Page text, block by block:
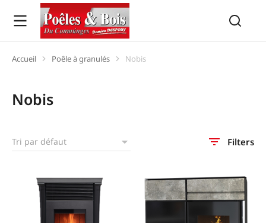
Vous êtes ici :
Accueil Poêle à granulés Nobis
Nobis
Filters